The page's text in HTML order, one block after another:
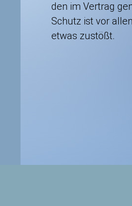
den im Vertrag
Schutz ist vor
etwas zustößt.